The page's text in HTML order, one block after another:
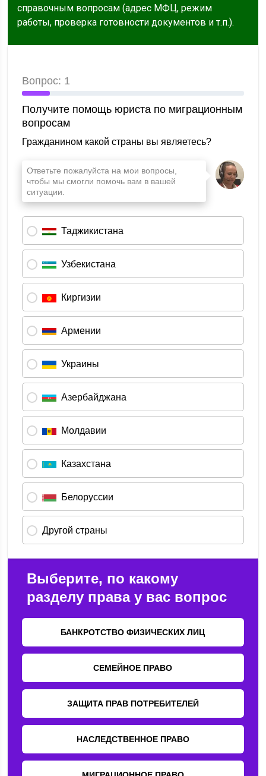
справочным вопросам (адрес МФЦ, режим
работы, проверка готовности документов и т.п.).